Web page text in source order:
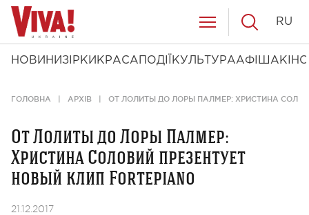
НОВИНИ ЗІРКИ КРАСА ПОДІЇ КУЛЬТУРААФІША КІНО
RU
ГОЛОВНА АРХІВ ОТ ЛОЛИТЫ ДО ЛОРЫ ПАЛМЕР: ХРИСТИНА
От Лолиты до Лоры Палмер:
Христина Соловий презентует
новый клип Fortepiano
21.12.2017